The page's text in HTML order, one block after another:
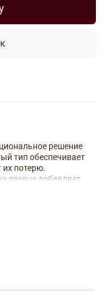
решение
тип обеспечивает
их потерю.
дверце добавляет
ключницы
и
дома.